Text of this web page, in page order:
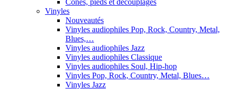
Vinyles
Nouveautés
Vinyles audiophiles Pop, Rock, Country, Metal,
Blues,…
Vinyles audiophiles Jazz
Vinyles audiophiles Classique
Vinyles audiophiles Soul, Hip-hop
Vinyles Pop, Rock, Country, Metal, Blues…
Vinyles Jazz